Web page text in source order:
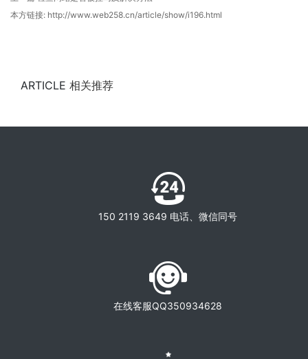
本方链接: http://www.web258.cn/article/show/i196.html
ARTICLE 相关推荐
150 2119 3649 电话、微信同号
在线客服QQ350934628